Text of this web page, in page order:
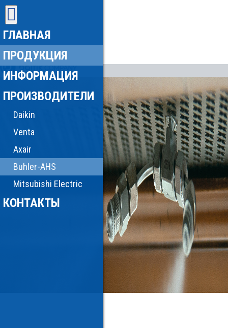
ГЛАВНАЯ
ПРОДУКЦИЯ
ИНФОРМАЦИЯ
ПРОИЗВОДИТЕЛИ
Daikin
Venta
Axair
Buhler-AHS
Mitsubishi Electric
КОНТАКТЫ